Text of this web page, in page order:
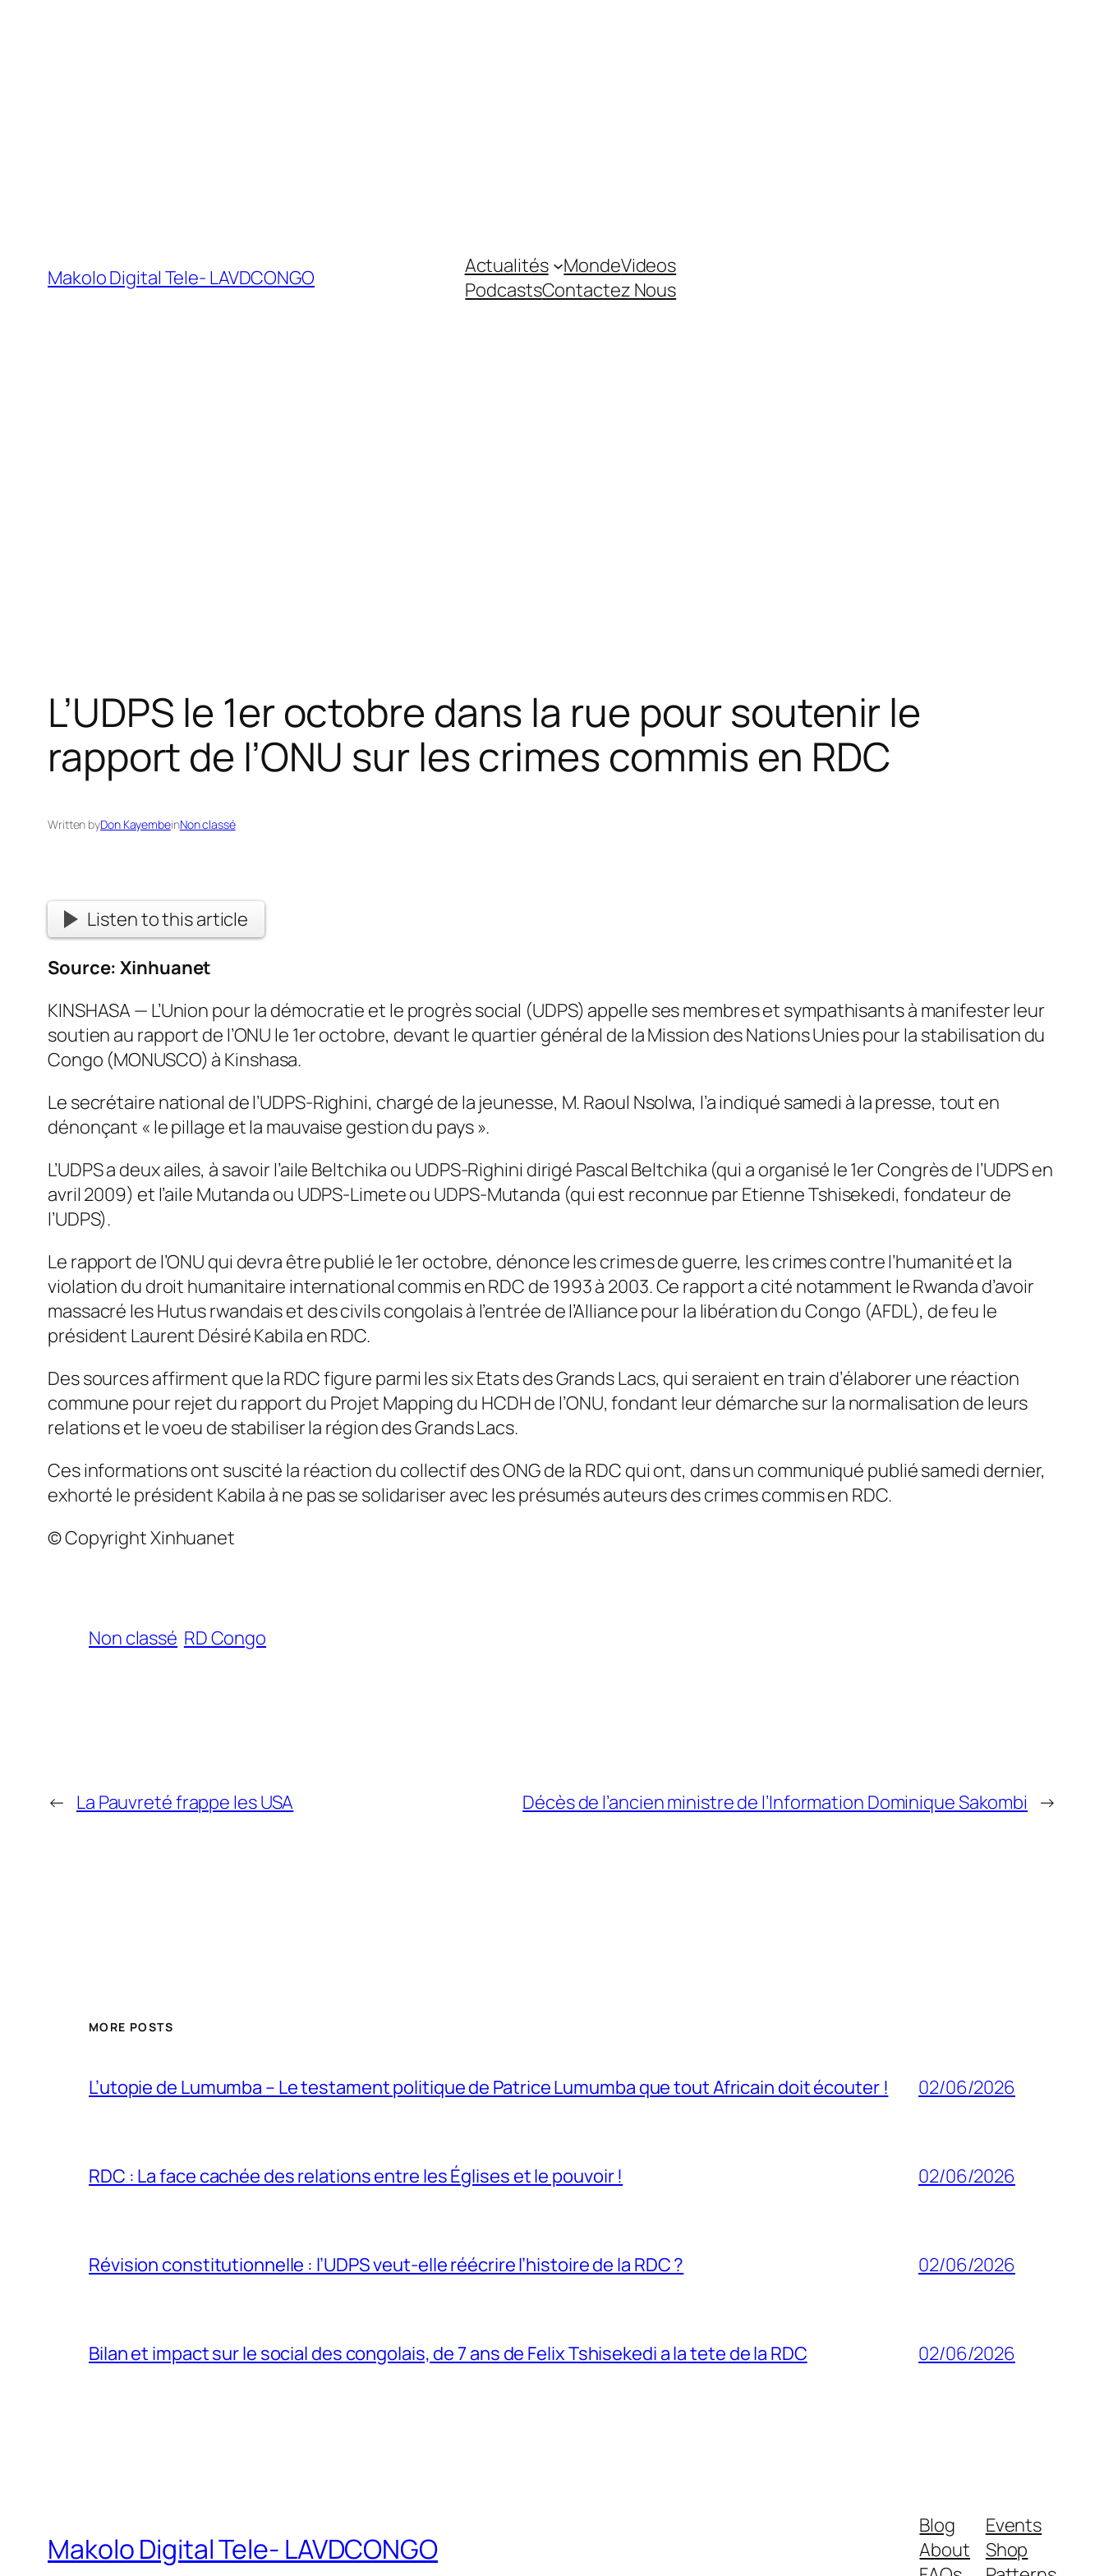
Makolo Digital Tele- LAVDCONGO Actualités MondeVideos
PodcastsContactez Nous
L’UDPS le 1er octobre dans la rue pour soutenir le
rapport de l’ONU sur les crimes commis en RDC
Written byDon KayembeinNon classé
Listen to this article
Source:Xinhuanet
KINSHASA — L’Union pour la démocratie et le progrès social (UDPS) appelle ses membres et sympathisants à manifester leur
soutien au rapport de l’ONU le 1er octobre, devant le quartier général de la Mission des Nations Unies pour la stabilisation du
Congo (MONUSCO) à Kinshasa.
Le secrétaire national de l’UDPS-Righini, chargé de la jeunesse, M. Raoul Nsolwa, l’a indiqué samedi à la presse, tout en
dénonçant « le pillage et la mauvaise gestion du pays ».
L’UDPS a deux ailes, à savoir l’aile Beltchika ou UDPS-Righini dirigé Pascal Beltchika (qui a organisé le 1er Congrès de l’UDPS en
avril 2009) et l’aile Mutanda ou UDPS-Limete ou UDPS-Mutanda (qui est reconnue par Etienne Tshisekedi, fondateur de
l’UDPS).
Le rapport de l’ONU qui devra être publié le 1er octobre, dénonce les crimes de guerre, les crimes contre l’humanité et la
violation du droit humanitaire international commis en RDC de 1993 à 2003. Ce rapport a cité notamment le Rwanda d’avoir
massacré les Hutus rwandais et des civils congolais à l’entrée de l’Alliance pour la libération du Congo (AFDL), de feu le
président Laurent Désiré Kabila en RDC.
Des sources affirment que la RDC figure parmi les six Etats des Grands Lacs, qui seraient en train d’élaborer une réaction
commune pour rejet du rapport du Projet Mapping du HCDH de l’ONU, fondant leur démarche sur la normalisation de leurs
relations et le voeu de stabiliser la région des Grands Lacs.
Ces informations ont suscité la réaction du collectif des ONG de la RDC qui ont, dans un communiqué publié samedi dernier,
exhorté le président Kabila à ne pas se solidariser avec les présumés auteurs des crimes commis en RDC.
© Copyright Xinhuanet
Non classé RD Congo
← La Pauvreté frappe les USA Décès de l’ancien ministre de l’Information Dominique Sakombi →
MORE POSTS
L’utopie de Lumumba – Le testament politique de Patrice Lumumba que tout Africain doit écouter ! 02/06/2026
RDC : La face cachée des relations entre les Églises et le pouvoir ! 02/06/2026
Révision constitutionnelle : l’UDPS veut-elle réécrire l’histoire de la RDC ? 02/06/2026
Bilan et impact sur le social des congolais, de 7 ans de Felix Tshisekedi a la tete de la RDC 02/06/2026
Makolo Digital Tele- LAVDCONGO
Blog
About
Events
Shop